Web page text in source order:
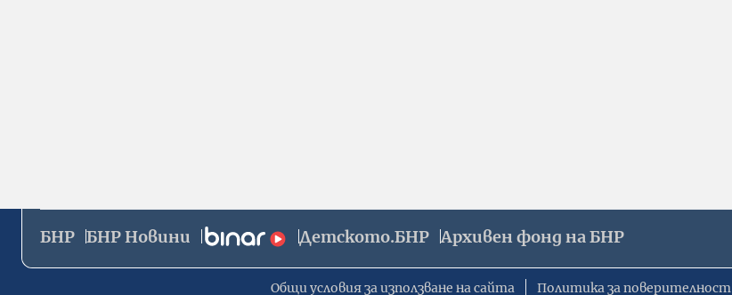
БНР БНР Новини Детското.БНР Архивен фонд на БНР
Общи условия за използване на сайта Политика за поверителност